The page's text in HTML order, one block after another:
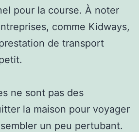
pour la course. À noter
comme Kidways,
de transport
ne sont pas des
la maison pour voyager
un peu pertubant.